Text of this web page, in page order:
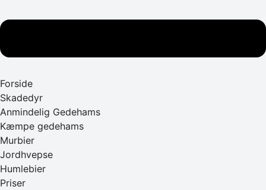
Forside
Skadedyr
Anmindelig Gedehams
Kæmpe gedehams
Murbier
Jordhvepse
Humlebier
Priser